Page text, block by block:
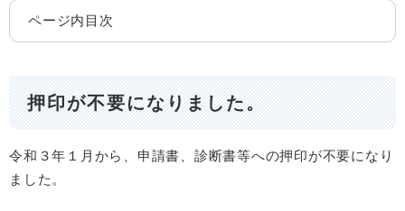
ページ内目次
押印が不要になりました。
令和３年１月から、申請書、診断書等への押印が不要になり
ました。